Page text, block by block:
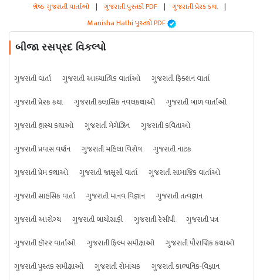
શ્રેષ્ઠ ગુજરાતી વાર્તાઓ | ગુજરાતી પુસ્તકો PDF | ગુજરાતી પ્રેરક કથા |
Manisha Hathi પુસ્તકો PDF
બીજા રસપ્રદ વિકલ્પો
ગુજરાતી વાર્તા ગુજરાતી આધ્યાત્મિક વાર્તાઓ
ગુજરાતી ફિક્શન વાર્તા
ગુજરાતી પ્રેરક કથા
ગુજરાતી ક્લાસિક નવલકથાઓ
ગુજરાતી બાળ વાર્તાઓ
ગુજરાતી હાસ્ય કથાઓ
ગુજરાતી મેગેઝિન
ગુજરાતી કવિતાઓ
ગુજરાતી પ્રવાસ વર્ણન
ગુજરાતી મહિલા વિશેષ
ગુજરાતી નાટક
ગુજરાતી પ્રેમ કથાઓ
ગુજરાતી જાસૂસી વાર્તા
ગુજરાતી સામાજિક વાર્તાઓ
ગુજરાતી સાહસિક વાર્તા
ગુજરાતી માનવ વિજ્ઞાન
ગુજરાતી તત્વજ્ઞાન
ગુજરાતી આરોગ્ય
ગુજરાતી બાયોગ્રાફી ગુજરાતી રેસીપી
ગુજરાતી પત્ર
ગુજરાતી હૉરર વાર્તાઓ
ગુજરાતી ફિલ્મ સમીક્ષાઓ
ગુજરાતી પૌરાણિક કથાઓ
ગુજરાતી પુસ્તક સમીક્ષાઓ
ગુજરાતી રોમાંચક ગુજરાતી કાલ્પનિક-વિજ્ઞાન